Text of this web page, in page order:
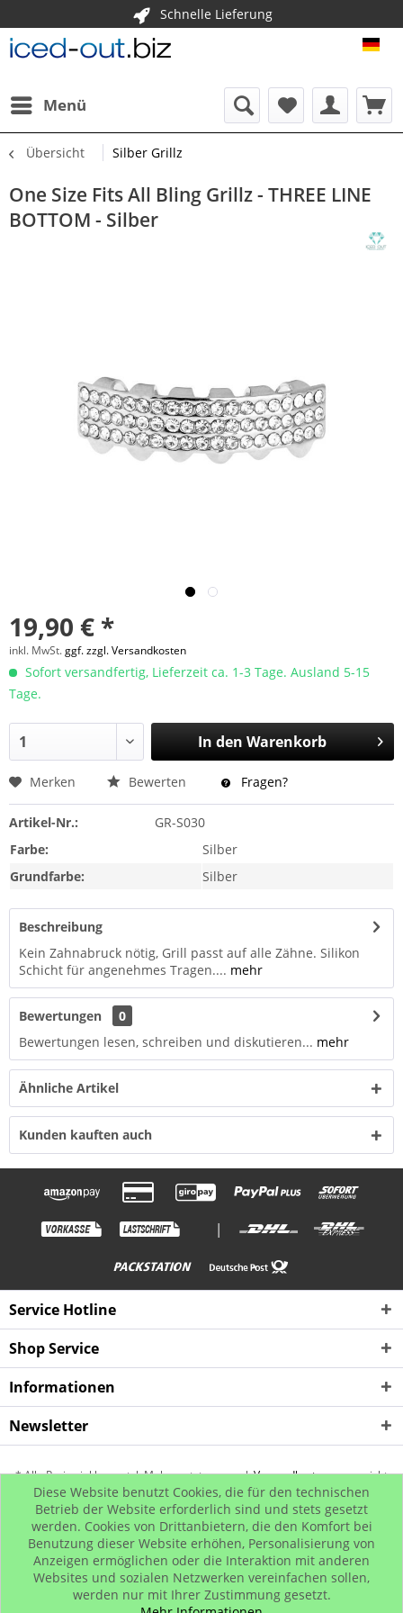
Schnelle Lieferung
Menü
Übersicht Silber Grillz
One Size Fits All Bling Grillz - THREE LINE
BOTTOM - Silber
19,90 € *
inkl. MwSt.ggf. zzgl. Versandkosten
Sofort versandfertig, Lieferzeit ca. 1-3 Tage. Ausland 5-15
Tage.
In den Warenkorb
Merken Bewerten Fragen?
Artikel-Nr.:
GR-S030
Farbe:
Silber
Grundfarbe:
Silber
Beschreibung
Kein Zahnabruck nötig, Grill passt auf alle Zähne. Silikon
Schicht für angenehmes Tragen.... mehr
Bewertungen
0
Bewertungen lesen, schreiben und diskutieren... mehr
Ähnliche Artikel
Kunden kauften auch
|
Service Hotline
Shop Service
Informationen
Newsletter
* Alle Preise inkl. gesetzl. Mehrwertsteuer zzgl.Versandkosten, wenn nicht
anders beschrieben
Kontakt Rückgabe Hip Hop Bling
Hip Hop Shop
© www.iced-out.biz
Diese Website benutzt Cookies, die für den technischen
Betrieb der Website erforderlich sind und stets gesetzt
werden. Cookies von Drittanbietern, die den Komfort bei
Benutzung dieser Website erhöhen, Personalisierung von
Anzeigen ermöglichen oder die Interaktion mit anderen
Websites und sozialen Netzwerken vereinfachen sollen,
werden nur mit Ihrer Zustimmung gesetzt.